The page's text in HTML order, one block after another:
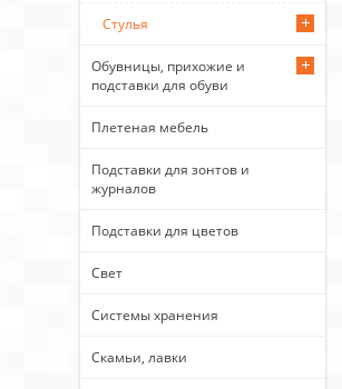
Стулья
Обувницы, прихожие и
подставки для обуви
Плетеная мебель
Подставки для зонтов и
журналов
Подставки для цветов
Свет
Системы хранения
Скамьи, лавки